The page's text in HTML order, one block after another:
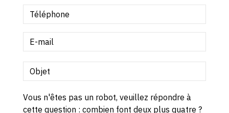
Vous n'êtes pas un robot, veuillez répondre à
cette question : combien font deux plus quatre ?